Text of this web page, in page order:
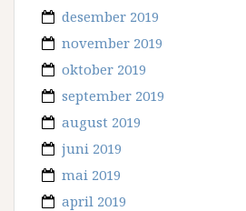
desember 2019
november 2019
oktober 2019
september 2019
august 2019
juni 2019
mai 2019
april 2019